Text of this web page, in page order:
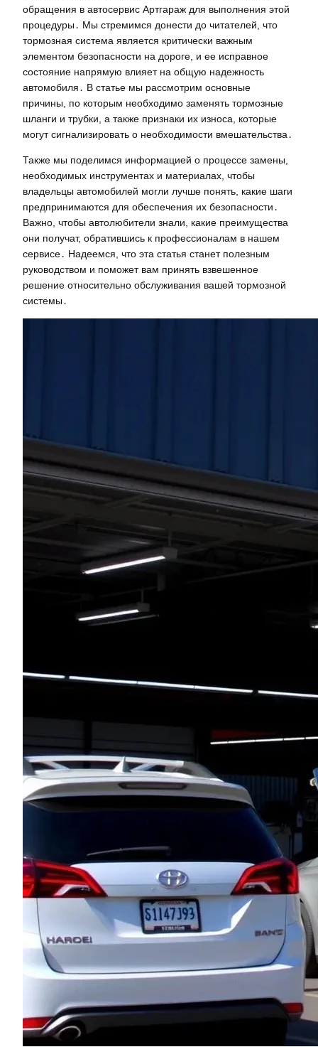
обращения в автосервис Артгараж для выполнения этой
процедуры․ Мы стремимся донести до читателей, что
тормозная система является критически важным
элементом безопасности на дороге, и ее исправное
состояние напрямую влияет на общую надежность
автомобиля․ В статье мы рассмотрим основные
причины, по которым необходимо заменять тормозные
шланги и трубки, а также признаки их износа, которые
могут сигнализировать о необходимости вмешательства․
Также мы поделимся информацией о процессе замены,
необходимых инструментах и материалах, чтобы
владельцы автомобилей могли лучше понять, какие шаги
предпринимаются для обеспечения их безопасности․
Важно, чтобы автолюбители знали, какие преимущества
они получат, обратившись к профессионалам в нашем
сервисе․ Надеемся, что эта статья станет полезным
руководством и поможет вам принять взвешенное
решение относительно обслуживания вашей тормозной
системы․